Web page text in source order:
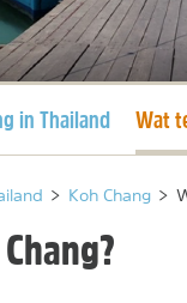
in Thailand Wat
> Koh Chang >